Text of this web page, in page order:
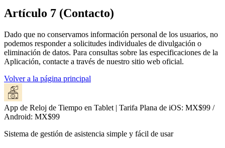
Artículo 7 (Contacto)
Dado que no conservamos información personal de los usuarios, no
podemos responder a solicitudes individuales de divulgación o
eliminación de datos. Para consultas sobre las especificaciones de la
Aplicación, contacte a través de nuestro sitio web oficial.
Volver a la página principal
App de Reloj de Tiempo en Tablet | Tarifa Plana de iOS: MX$99 /
Android: MX$99
Sistema de gestión de asistencia simple y fácil de usar